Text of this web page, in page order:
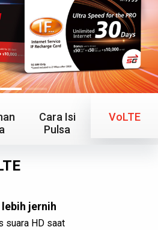
Cara Isi
Pulsa
VoLTE
lebih jernih
suara HD saat